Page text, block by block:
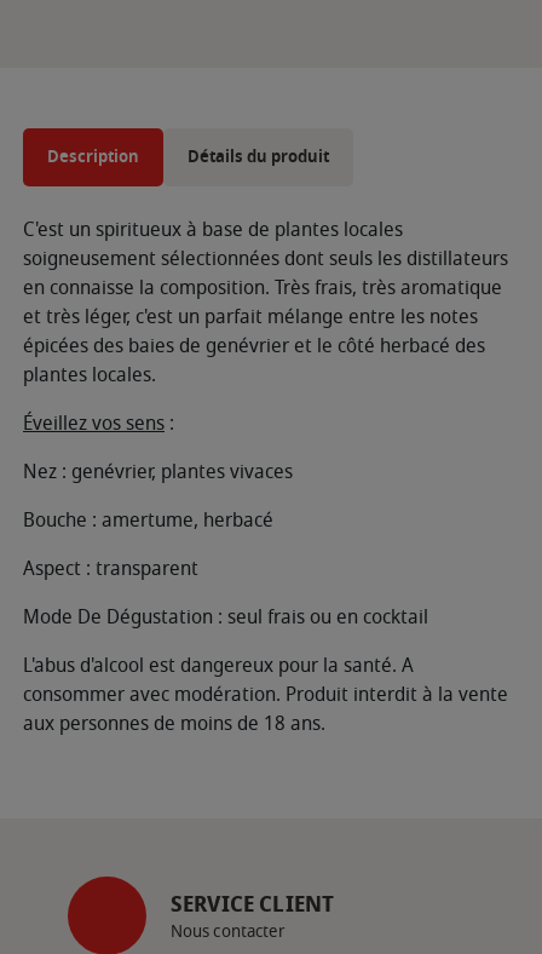
Description Détails du produit
C'est un spiritueux à base de plantes locales
soigneusement sélectionnées dont seuls les distillateurs
en connaisse la composition. Très frais, très aromatique
et très léger, c'est un parfait mélange entre les notes
épicées des baies de genévrier et le côté herbacé des
plantes locales.
Éveillez vos sens :
Nez : genévrier, plantes vivaces
Bouche : amertume, herbacé
Aspect : transparent
Mode De Dégustation : seul frais ou en cocktail
L'abus d'alcool est dangereux pour la santé. A
consommer avec modération. Produit interdit à la vente
aux personnes de moins de 18 ans.
SERVICE CLIENT
Nous contacter